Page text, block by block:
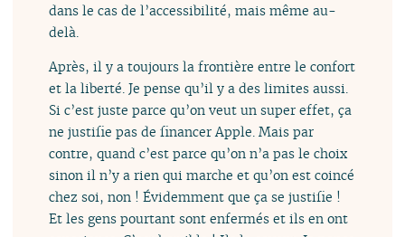
dans le cas de l’accessibilité, mais même au-
delà.
Après, il y a toujours la frontière entre le confort
et la liberté. Je pense qu’il y a des limites aussi.
Si c’est juste parce qu’on veut un super effet, ça
ne justifie pas de financer Apple. Mais par
contre, quand c’est parce qu’on n’a pas le choix
sinon il n’y a rien qui marche et qu’on est coincé
chez soi, non ! Évidemment que ça se justifie !
Et les gens pourtant sont enfermés et ils en ont